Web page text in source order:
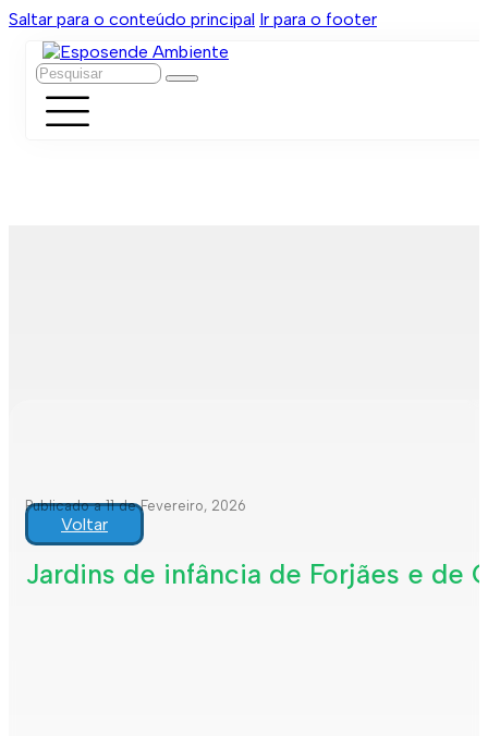
Saltar para o conteúdo principal Ir para o footer
Pesquisar
Publicado a 11 de Fevereiro, 2026
Voltar
Jardins de infância de Forjães e de